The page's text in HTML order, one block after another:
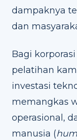
dampaknya
dan
Bagi
pelatihan
investasi
memangkas
operasional,
manusia (